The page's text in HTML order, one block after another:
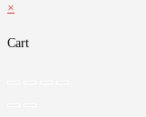
×
Cart